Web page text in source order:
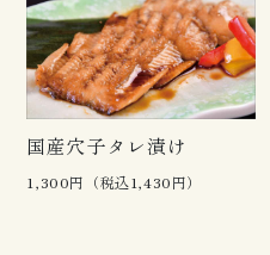
国産穴子タレ漬け
1,300円（税込1,430円）